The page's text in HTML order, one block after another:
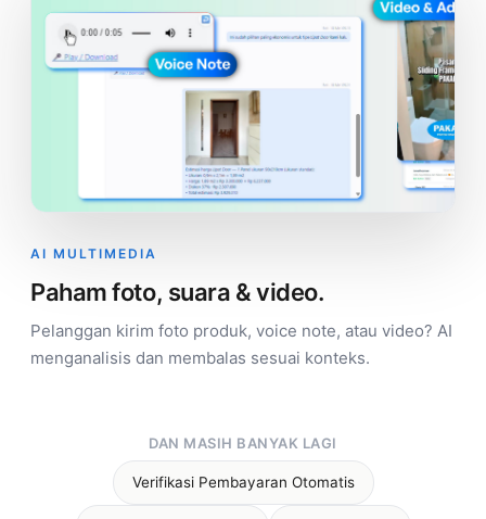
AI MULTIMEDIA
Paham foto, suara & video.
Pelanggan kirim foto produk, voice note, atau video? AI
menganalisis dan membalas sesuai konteks.
DAN MASIH BANYAK LAGI
Verifikasi Pembayaran Otomatis